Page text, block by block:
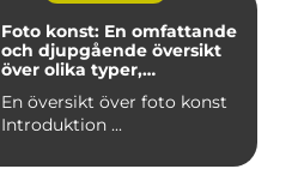
Foto konst: En omfattande
och djupgående översikt
över olika typer,
aspekter
En översikt över foto konst
Introduktion ...